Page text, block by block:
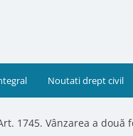
Noutati drept civil
1745. Vânzarea a